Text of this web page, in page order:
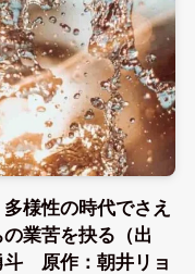
様性の時代でさえ
業苦を抉る（出
斗 原作：朝井リョ